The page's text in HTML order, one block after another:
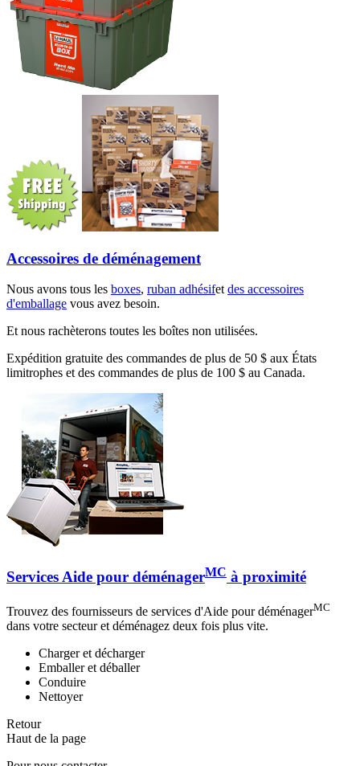
Accessoires de déménagement
Nous avons tous les boxes, ruban adhésifet des accessoires
d'emballage vous avez besoin.
Et nous rachèterons toutes les boîtes non utilisées.
Expédition gratuite des commandes de plus de 50 $ aux États
limitrophes et des commandes de plus de 100 $ au Canada.
Services Aide pour déménagerMC à proximité
Trouvez des fournisseurs de services d'Aide pour déménagerMC
dans votre secteur et déménagez deux fois plus vite.
Charger et décharger
Emballer et déballer
Conduire
Nettoyer
Retour
Haut de la page